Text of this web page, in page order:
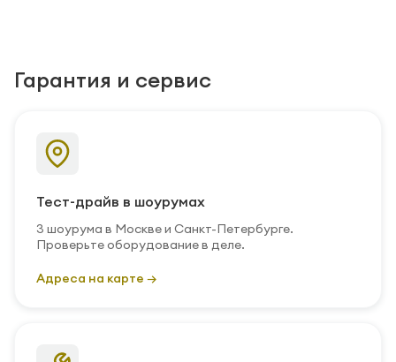
Гарантия и сервис
Тест-драйв в шоурумах
3 шоурума в Москве и Санкт-Петербурге.
Проверьте оборудование в деле.
Адреса на карте →